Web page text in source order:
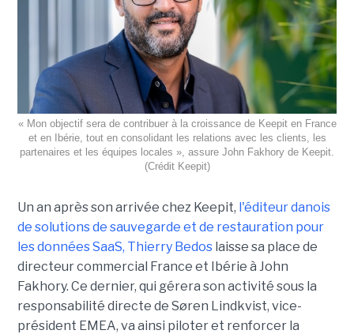
« Mon objectif sera de contribuer à la croissance de Keepit en France
et en Ibérie, tout en consolidant les relations avec les clients, les
partenaires et les équipes locales », assure John Fakhory de Keepit.
(Crédit Keepit)
Un an après son arrivée chez Keepit, l'éditeur danois
de solutions de sauvegarde et de restauration pour
les données SaaS, Thierry Bedos laisse sa place de
directeur commercial France et Ibérie à John
Fakhory. Ce dernier, qui gérera son activité sous la
responsabilité directe de Søren Lindkvist, vice-
président EMEA, va ainsi piloter et renforcer la